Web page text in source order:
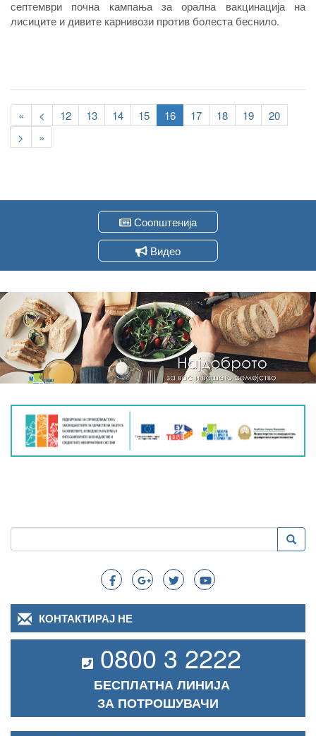
септември почна кампања за орална вакцинација на
лисиците и дивите карнивози против болеста беснило.
Pagination
First
page
«
Previous
page
< Page
12 Page
13 Page
14 Page
15
Current
page
16 Page
17 Page
18 Page
19 Page
20
Следна
страна
>
Last
page
»
Соопштенија
Видео
Search
Пребарување
КОНТАКТИРАЈ НЕ
0800 3 2222
БЕСПЛАТНА ЛИНИЈА
ЗА ПОТРОШУВАЧИ